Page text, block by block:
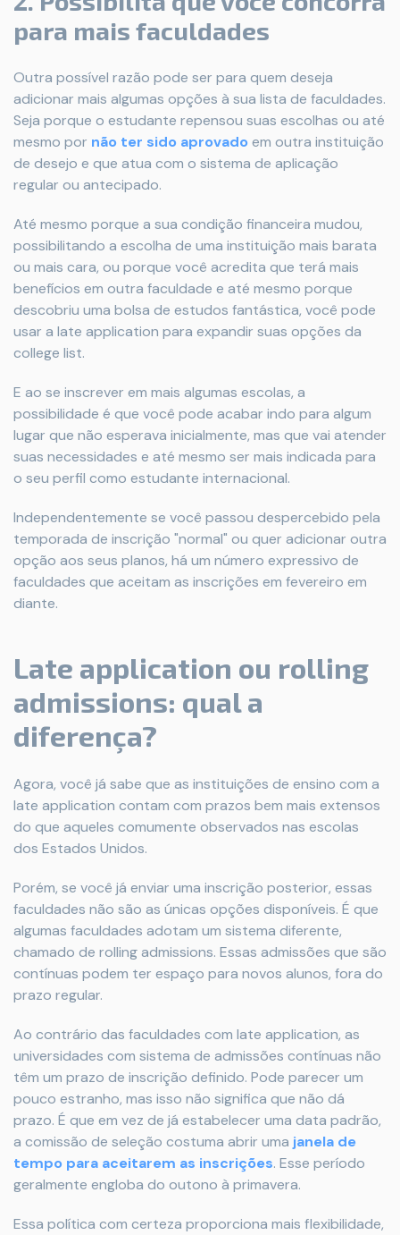
para mais faculdades
Outra possível razão pode ser para quem deseja
adicionar mais algumas opções à sua lista de faculdades.
Seja porque o estudante repensou suas escolhas ou até
mesmo por não ter sido aprovado em outra instituição
de desejo e que atua com o sistema de aplicação
regular ou antecipado.
Até mesmo porque a sua condição financeira mudou,
possibilitando a escolha de uma instituição mais barata
ou mais cara, ou porque você acredita que terá mais
benefícios em outra faculdade e até mesmo porque
descobriu uma bolsa de estudos fantástica, você pode
usar a late application para expandir suas opções da
college list.
E ao se inscrever em mais algumas escolas, a
possibilidade é que você pode acabar indo para algum
lugar que não esperava inicialmente, mas que vai atender
suas necessidades e até mesmo ser mais indicada para
o seu perfil como estudante internacional.
Independentemente se você passou despercebido pela
temporada de inscrição "normal" ou quer adicionar outra
opção aos seus planos, há um número expressivo de
faculdades que aceitam as inscrições em fevereiro em
diante.
Late application ou rolling
admissions: qual a
diferença?
Agora, você já sabe que as instituições de ensino com a
late application contam com prazos bem mais extensos
do que aqueles comumente observados nas escolas
dos Estados Unidos.
Porém, se você já enviar uma inscrição posterior, essas
faculdades ​​não são as únicas opções disponíveis. É que
algumas faculdades adotam um sistema diferente,
chamado de rolling admissions. Essas admissões que são
contínuas podem ter espaço para novos alunos, fora do
prazo regular.
Ao contrário das faculdades com late application, as
universidades com sistema de admissões contínuas não
têm um prazo de inscrição definido. Pode parecer um
pouco estranho, mas isso não significa que não dá
prazo. É que em vez de já estabelecer uma data padrão,
a comissão de seleção costuma abrir uma janela de
tempo para aceitarem as inscrições. Esse período
geralmente engloba do outono à primavera.
Essa política com certeza proporciona mais flexibilidade,